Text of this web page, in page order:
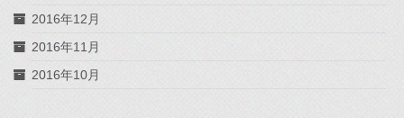
2016年12月
2016年11月
2016年10月